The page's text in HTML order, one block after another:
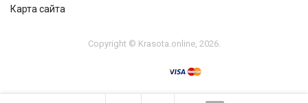
Карта сайта
Copyright © Krasota.online, 2026.